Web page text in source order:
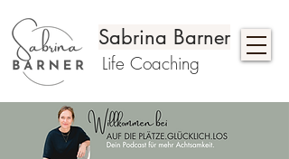
Sabrina Barner
Life Coaching